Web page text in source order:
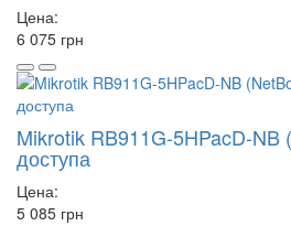
Цена:
6 075 грн
Mikrotik RB911G-5HPacD-NB
доступа
Цена:
5 085 грн